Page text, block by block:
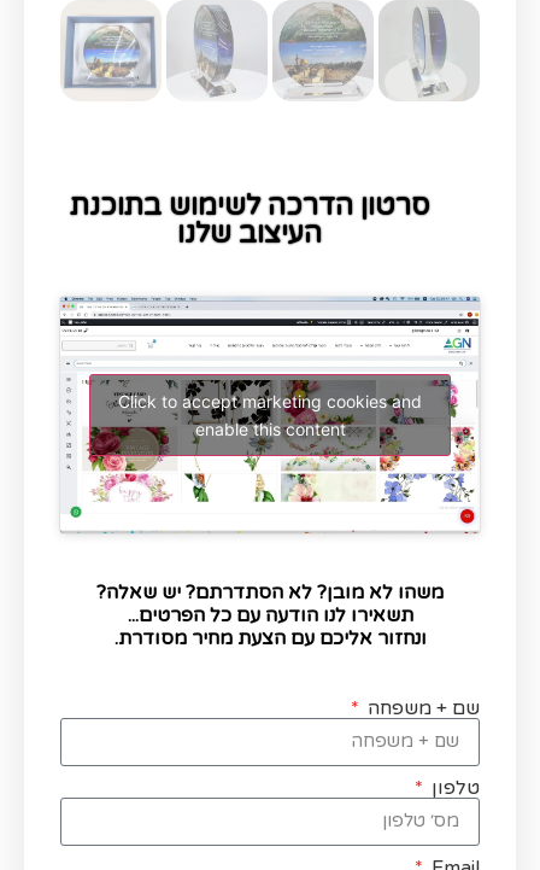
סרטון הדרכה לשימוש בתוכנת
העיצוב שלנו
Click to accept marketing cookies and
enable this content
משהו לא מובן? לא הסתדרתם? יש שאלה?
תשאירו לנו הודעה עם כל הפרטים...
ונחזור אליכם עם הצעת מחיר מסודרת.
שם + משפחה
טלפון